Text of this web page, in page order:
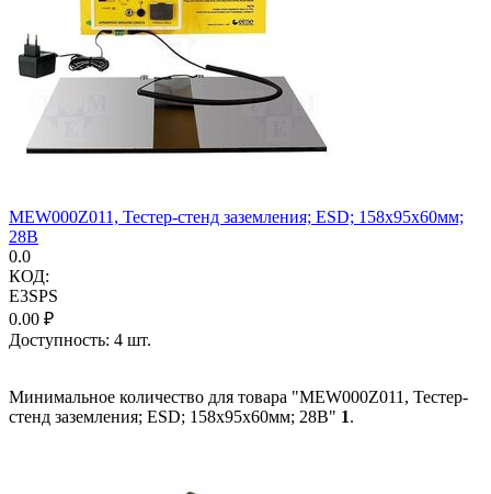
MEW000Z011, Тестер-стенд заземления; ESD; 158x95x60мм;
28В
0.0
КОД:
E3SPS
0.00 ₽
Доступность: 4 шт.
Минимальное количество для товара "MEW000Z011, Тестер-
стенд заземления; ESD; 158x95x60мм; 28В" 1.